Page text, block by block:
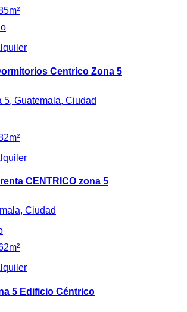
m²
Centrico Zona 5
5, Guatemala, Ciudad
m²
CENTRICO zona 5
Ciudad
m²
5 Edificio Céntrico